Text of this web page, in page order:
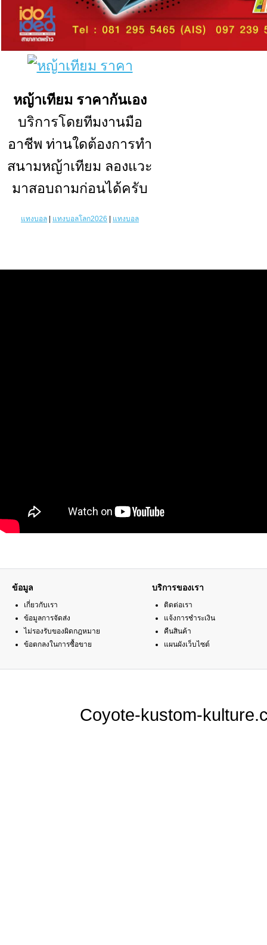
หญ้าเทียม ราคากันเอง
บริการโดยทีมงานมือ
อาชีพ ท่านใดต้องการทำ
สนามหญ้าเทียม ลองแวะ
มาสอบถามก่อนได้ครับ
แทงบอล แทงบอลโลก2026 แทงบอล
ข้อมูล
เกี่ยวกับเรา
ข้อมูลการจัดส่ง
ไม่รองรับของผิดกฎหมาย
ข้อตกลงในการซื้อขาย
บริการของเรา
ติดต่อเรา
แจ้งการชำระเงิน
คืนสินค้า
แผนผังเว็บไซต์
Coyote-kustom-